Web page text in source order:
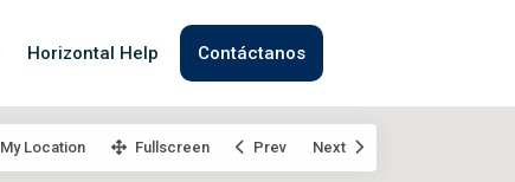
Horizontal Help Contáctanos
My Location Fullscreen Prev Next